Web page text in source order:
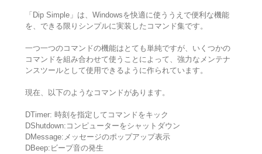
「Dip Simple」は、Windowsを快適に使ううえで便利な機能
を、できる限りシンプルに実装したコマンド集です。
一つ一つのコマンドの機能はとても単純ですが、いくつかの
コマンドを組み合わせて使うことによって、強力なメンテナ
ンスツールとして使用できるように作られています。
現在、以下のようなコマンドがあります。
DTimer: 時刻を指定してコマンドをキック
DShutdown:コンピューターをシャットダウン
DMessage:メッセージのポップアップ表示
DBeep:ビープ音の発生